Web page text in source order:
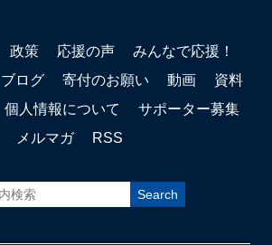
政策 応援の声
みんなで応援！
ブログ 寄付のお願い 動画
資料
個人情報について
サポーター募集
メルマガ
RSS